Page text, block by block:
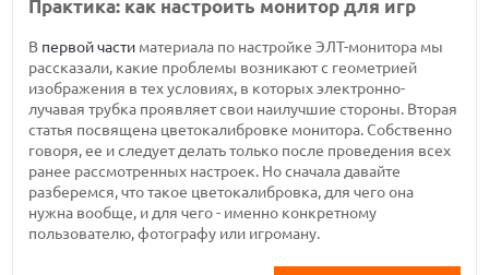
Практика: как настроить монитор для игр
В первой части материала по настройке ЭЛТ-монитора мы
рассказали, какие проблемы возникают с геометрией
изображения в тех условиях, в которых электронно-
лучавая трубка проявляет свои наилучшие стороны. Вторая
статья посвящена цветокалибровке монитора. Собственно
говоря, ее и следует делать только после проведения всех
ранее рассмотренных настроек. Но сначала давайте
разберемся, что такое цветокалибровка, для чего она
нужна вообще, и для чего - именно конкретному
пользователю, фотографу или игроману.